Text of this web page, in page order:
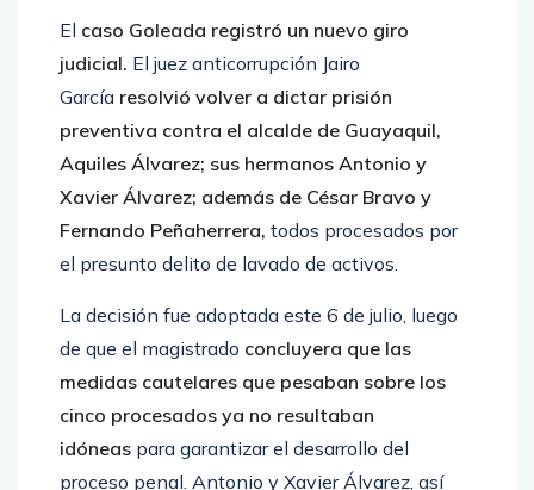
El caso Goleada registró un nuevo giro
judicial. El juez anticorrupción Jairo
García resolvió volver a dictar prisión
preventiva contra el alcalde de Guayaquil,
Aquiles Álvarez; sus hermanos Antonio y
Xavier Álvarez; además de César Bravo y
Fernando Peñaherrera, todos procesados por
el presunto delito de lavado de activos.
La decisión fue adoptada este 6 de julio, luego
de que el magistrado concluyera que las
medidas cautelares que pesaban sobre los
cinco procesados ya no resultaban
idóneas para garantizar el desarrollo del
proceso penal. Antonio y Xavier Álvarez, así